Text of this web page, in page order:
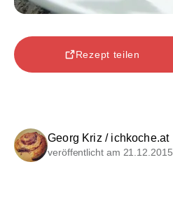
Rezept teilen
Georg Kriz / ichkoche.at
veröffentlicht am 21.12.2015